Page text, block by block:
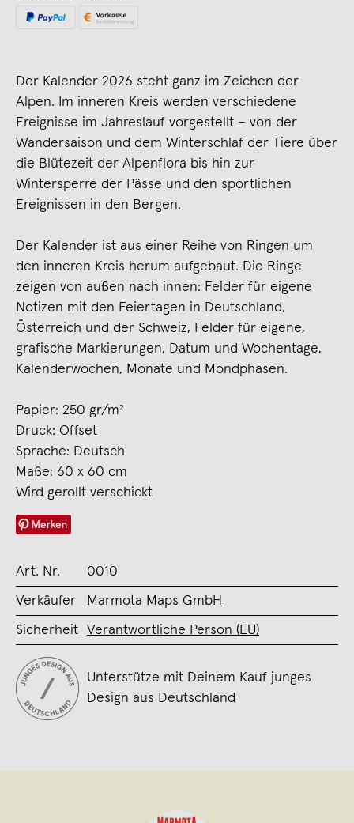
Der Kalender 2026 steht ganz im Zeichen der
Alpen. Im inneren Kreis werden verschiedene
Ereignisse im Jahreslauf vorgestellt – von der
Wandersaison und dem Winterschlaf der Tiere über
die Blütezeit der Alpenflora bis hin zur
Wintersperre der Pässe und den sportlichen
Ereignissen in den Bergen.
Der Kalender ist aus einer Reihe von Ringen um
den inneren Kreis herum aufgebaut. Die Ringe
zeigen von außen nach innen: Felder für eigene
Notizen mit den Feiertagen in Deutschland,
Österreich und der Schweiz, Felder für eigene,
grafische Markierungen, Datum und Wochentage,
Kalenderwochen, Monate und Mondphasen.
Papier: 250 gr/m²
Druck: Offset
Sprache: Deutsch
Maße: 60 x 60 cm
Wird gerollt verschickt
Merken
Art. Nr. 0010
Verkäufer Marmota Maps GmbH
Sicherheit Verantwortliche Person (EU)
Unterstütze mit Deinem Kauf junges
Design aus Deutschland